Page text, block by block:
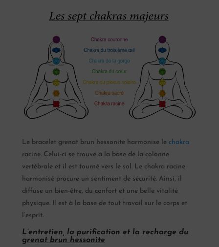
Le bracelet grenat brun hessonite harmonise le chakra
racine. Celui-ci se trouve à la base de la colonne
vertébrale et il est tourné vers le sol. Le chakra racine
harmonisé procure un sentiment de sécurité. Ainsi, il
diffuse un bien-être, du confort et une belle vitalité
physique. Il est à la base de tout travail sur le corps et
l’esprit.
L’entretien, la purification et la recharge du
grenat brun hessonite